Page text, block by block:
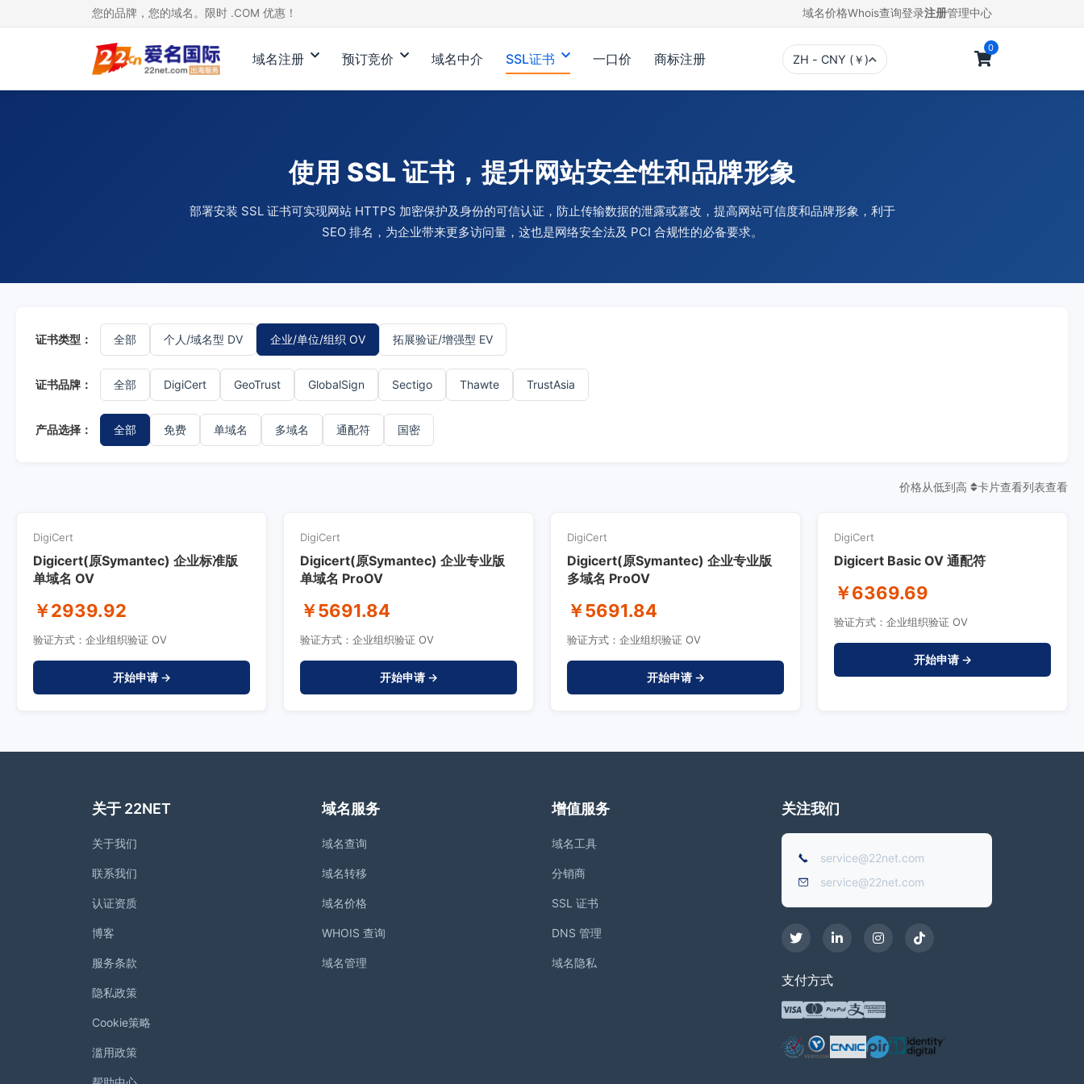
您的品牌，您的域名。限时 .COM 优惠！ 域名价格Whois查询登录注册管理中心
域名注册 预订竞价 域名中介 SSL证书 一口价 商标注册 ZH - CNY (￥)
0
使用 SSL 证书，提升网站安全性和品牌形象
部署安装 SSL 证书可实现网站 HTTPS 加密保护及身份的可信认证，防止传输数据的泄露或篡改，提高网站可信度和品牌形象，利于
SEO 排名，为企业带来更多访问量，这也是网络安全法及 PCI 合规性的必备要求。
证书类型： 全部 个人/域名型 DV 企业/单位/组织 OV 拓展验证/增强型 EV
证书品牌： 全部 DigiCert GeoTrust GlobalSign Sectigo Thawte TrustAsia
产品选择： 全部 免费 单域名 多域名 通配符 国密
价格从低到高 卡片查看列表查看
DigiCert
Digicert(原Symantec) 企业标准版
单域名 OV
￥2939.92
验证方式：企业组织验证 OV
开始申请 →
DigiCert
Digicert(原Symantec) 企业专业版
单域名 ProOV
￥5691.84
验证方式：企业组织验证 OV
开始申请 →
DigiCert
Digicert(原Symantec) 企业专业版
多域名 ProOV
￥5691.84
验证方式：企业组织验证 OV
开始申请 →
DigiCert
Digicert Basic OV 通配符
￥6369.69
验证方式：企业组织验证 OV
开始申请 →
关于 22NET
关于我们
联系我们
认证资质
博客
服务条款
隐私政策
Cookie策略
滥用政策
域名服务
域名查询
域名转移
域名价格
WHOIS 查询
域名管理
增值服务
域名工具
分销商
SSL 证书
DNS 管理
域名隐私
关注我们
service@22net.com
service@22net.com
支付方式